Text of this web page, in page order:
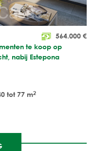
564.000 €
te koop op
nabij Estepona
tot 77 m2